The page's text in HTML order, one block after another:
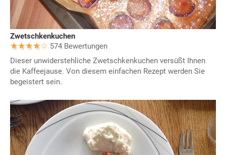
Zwetschkenkuchen
574 Bewertungen
Dieser unwiderstehliche Zwetschkenkuchen versüßt Ihnen
die Kaffeejause. Von diesem einfachen Rezept werden Sie
begeistert sein.